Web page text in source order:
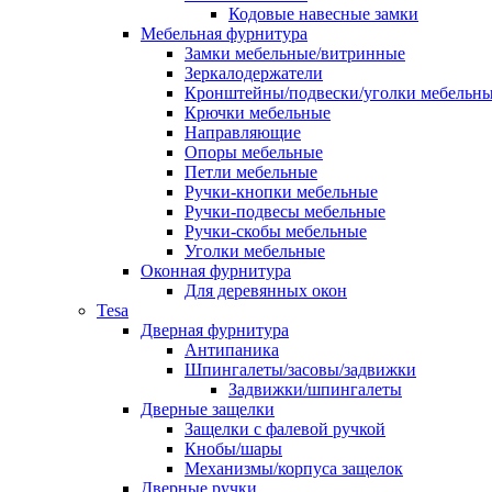
Кодовые навесные замки
Мебельная фурнитура
Замки мебельные/витринные
Зеркалодержатели
Кронштейны/подвески/уголки
Крючки мебельные
Направляющие
Опоры мебельные
Петли мебельные
Ручки-кнопки мебельные
Ручки-подвесы мебельные
Ручки-скобы мебельные
Уголки мебельные
Оконная фурнитура
Для деревянных окон
Tesa
Дверная фурнитура
Антипаника
Шпингалеты/засовы/задвижки
Задвижки/шпингалеты
Дверные защелки
Защелки с фалевой ручкой
Кнобы/шары
Механизмы/корпуса защелок